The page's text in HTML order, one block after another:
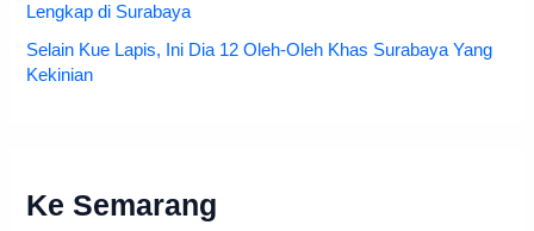
Lengkap di Surabaya
Selain Kue Lapis, Ini Dia 12 Oleh-Oleh Khas Surabaya Yang
Kekinian
Ke Semarang